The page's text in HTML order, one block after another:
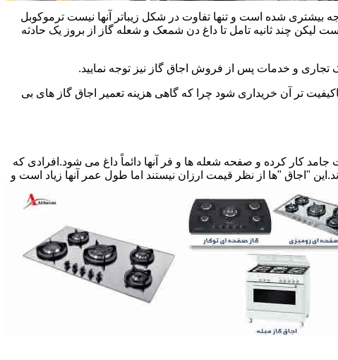
بیشتری شده است و تنها تفاوت در شکل زیباتر آنها نیست ترموکوبل
چند ثانیه تامل تا داغ دن شمعک و شعله گاز از بروز یک حادثه
تجاری و خدمات پس از فروش اجاق گاز نیز توجه نمایید.
تر آن خریداری شود چرا که گاهی هزینه تعمیر اجاق گاز های بی
کار کرده و صفحه شعله ها و فر آنها دائماً داغ می شود.افرادی که
"اجاق "ها از نظر قیمت ارزان نیستند اما طول عمر آنها زیاد است و